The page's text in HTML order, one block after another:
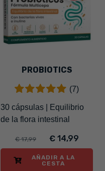
PROBIOTICS
(7)
30 cápsulas | Equilibrio
de la flora intestinal
€ 17,99 € 14,99
AÑADIR A LA
CESTA